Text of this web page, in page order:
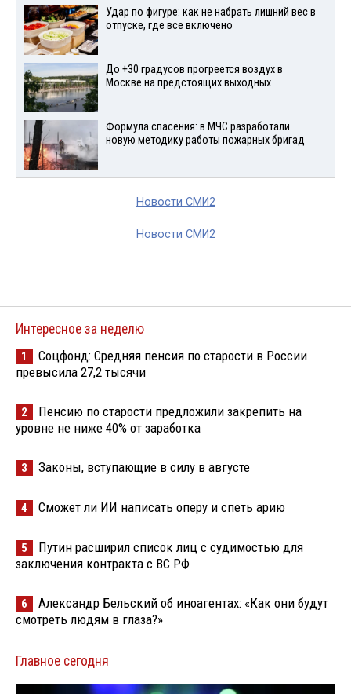
Удар по фигуре: как не набрать лишний вес в
отпуске, где все включено
До +30 градусов прогреется воздух в
Москве на предстоящих выходных
Формула спасения: в МЧС разработали
новую методику работы пожарных бригад
Новости СМИ2
Новости СМИ2
Интересное за неделю
1
Соцфонд: Средняя пенсия по старости в России
превысила 27,2 тысячи
2
Пенсию по старости предложили закрепить на
уровне не ниже 40% от заработка
3 Законы, вступающие в силу в августе
4 Сможет ли ИИ написать оперу и спеть арию
5
Путин расширил список лиц с судимостью для
заключения контракта с ВС РФ
6
Александр Бельский об иноагентах: «Как они будут
смотреть людям в глаза?»
Главное сегодня